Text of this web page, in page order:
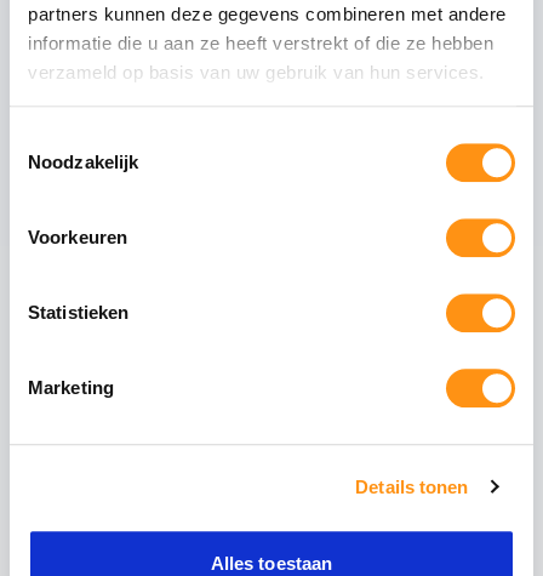
partners kunnen deze gegevens combineren met andere
informatie die u aan ze heeft verstrekt of die ze hebben
verzameld op basis van uw gebruik van hun services.
Noodzakelijk
Voorkeuren
Statistieken
Marketing
Details tonen
Alles toestaan
Mat antraciete staanders
Tussenliggers
Polycarbonaat dakplaten van 98cm breed
zijkanten.
schuifdeuren voor een
afgesloten tuinkamer